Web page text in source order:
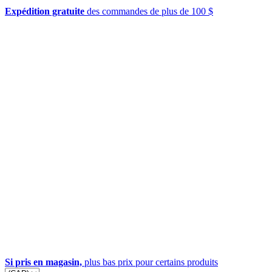
Expédition gratuite des commandes de plus de 100 $
Si pris en magasin, plus bas prix pour certains produits